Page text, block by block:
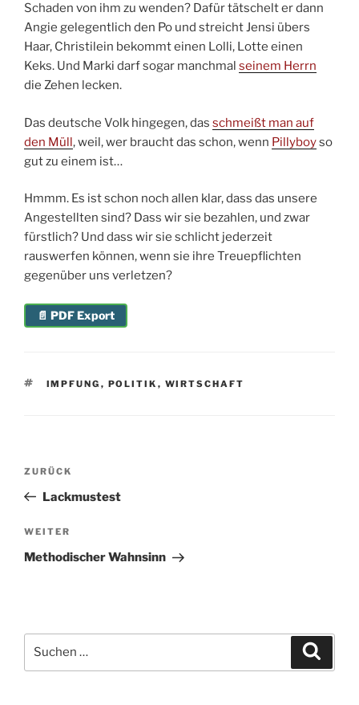
Schaden von ihm zu wenden? Dafür tätschelt er dann
Angie gelegentlich den Po und streicht Jensi übers
Haar, Christilein bekommt einen Lolli, Lotte einen
Keks. Und Marki darf sogar manchmal seinem Herrn
die Zehen lecken.
Das deutsche Volk hingegen, das schmeißt man auf
den Müll, weil, wer braucht das schon, wenn Pillyboyso
gut zu einem ist…
Hmmm. Es ist schon noch allen klar, dass das unsere
Angestellten sind? Dass wir sie bezahlen, und zwar
fürstlich? Und dass wir sie schlicht jederzeit
rauswerfen können, wenn sie ihre Treuepflichten
gegenüber uns verletzen?
📄 PDF Export
SCHLAGWÖRTER
IMPFUNG , POLITIK , WIRTSCHAFT
Beitragsnavigation
Vorheriger
Beitrag
ZURÜCK
Lackmustest
Nächster
Beitrag
WEITER
Methodischer Wahnsinn
nach: